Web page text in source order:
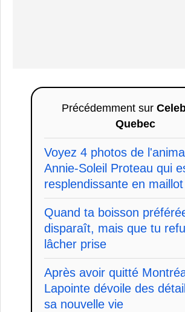
Précédemment sur
Quebec
Voyez 4 photos de
Annie-Soleil Proteau qui
resplendissante en
Quand ta boisson
disparaît, mais que tu
lâcher prise
Après avoir quitté
Lapointe dévoile des
sa nouvelle vie